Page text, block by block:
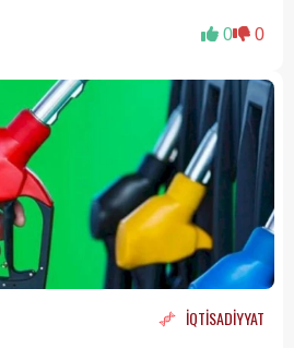
0 0
İQTİSADİYYAT